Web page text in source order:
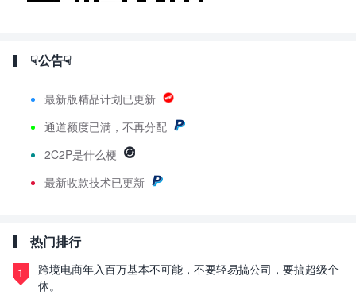
☟公告☟
最新版精品计划已更新
通道额度已满，不再分配
2C2P是什么梗
最新收款技术已更新
热门排行
1
跨境电商年入百万基本不可能，不要轻易搞公司，要搞超级个
体。